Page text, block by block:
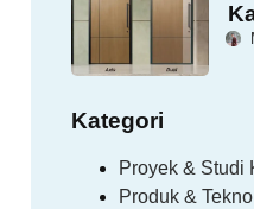
Kategori
Proyek & Studi
Produk &